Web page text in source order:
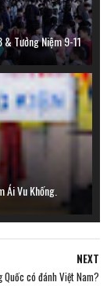
& Tưởng Niệm 9-11
Ái Vu Khống.
NEXT
Quốc có đánh Việt Nam?